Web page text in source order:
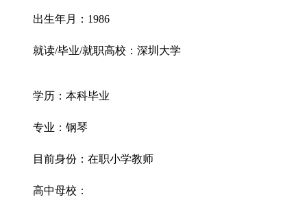
出生年月：1986
就读/毕业/就职高校：深圳大学
学历：本科毕业
专业：钢琴
目前身份：在职小学教师
高中母校：